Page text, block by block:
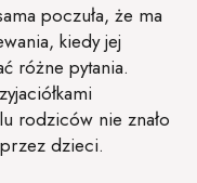
poczuła, że ma
kiedy jej
różne pytania.
rodziców nie znało
dzieci.